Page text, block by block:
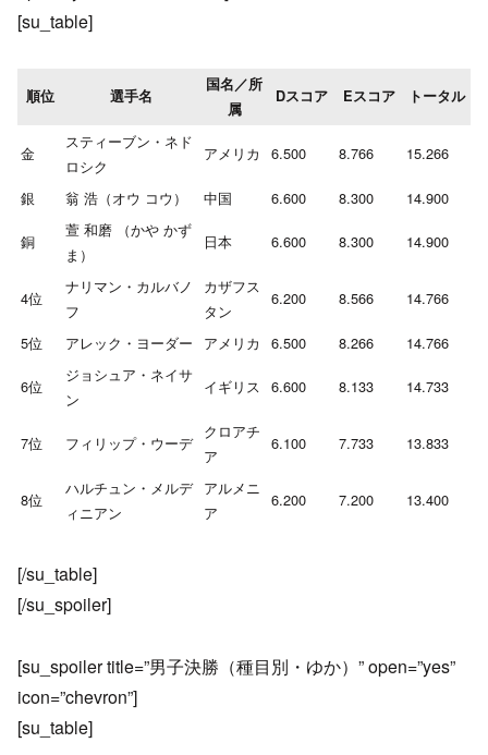
[su_table]
順位 選手名
国名／所
属
Dスコア Eスコア トータル
金
スティーブン・ネド
ロシク
アメリカ 6.500 8.766 15.266
銀 翁 浩（オウ コウ） 中国 6.600 8.300 14.900
銅
萱 和磨 （かや かず
ま）
日本 6.600 8.300 14.900
4位
ナリマン・カルバノ
フ
カザフス
タン
6.200 8.566 14.766
5位 アレック・ヨーダー アメリカ 6.500 8.266 14.766
6位
ジョシュア・ネイサ
ン
イギリス 6.600 8.133 14.733
7位 フィリップ・ウーデ
クロアチ
ア
6.100 7.733 13.833
8位
ハルチュン・メルデ
ィニアン
アルメニ
ア
6.200 7.200 13.400
[/su_table]
[/su_spoiler]
[su_spoiler title=”男子決勝（種目別・ゆか）” open=”yes”
icon=”chevron”]
[su_table]